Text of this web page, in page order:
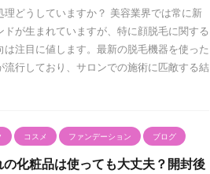
理どうしていますか？ 美容業界では常に新
ドが生まれていますが、特に顔脱毛に関する
は注目に値します。最新の脱毛機器を使った
流行しており、サロンでの施術に匹敵する結
コスメ ファンデーション ブログ
の化粧品は使っても大丈夫？開封後